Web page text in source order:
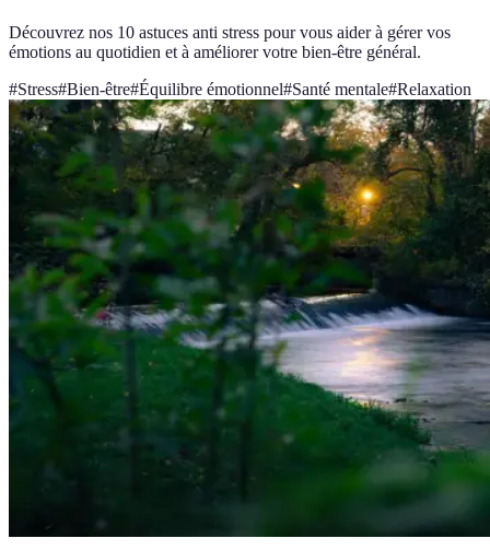
Découvrez nos 10 astuces anti stress pour vous aider à gérer vos
émotions au quotidien et à améliorer votre bien-être général.
#Stress#Bien-être#Équilibre émotionnel#Santé mentale#Relaxation